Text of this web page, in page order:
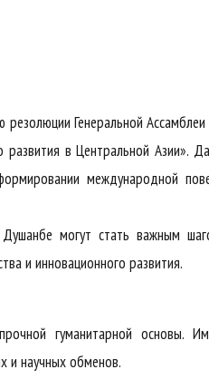
резолюции Генеральной
развития в Центральной Азии».
международной
Душанбе могут стать важным
и инновационного развития.
гуманитарной основы.
и научных обменов.